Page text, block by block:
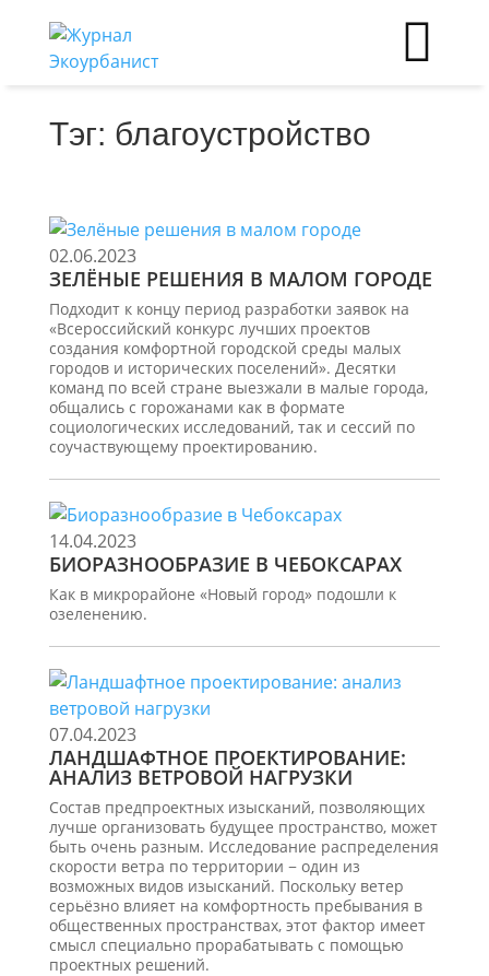
Тэг: благоустройство
02.06.2023
ЗЕЛЁНЫЕ РЕШЕНИЯ В МАЛОМ ГОРОДЕ
Подходит к концу период разработки заявок на
«Всероссийский конкурс лучших проектов
создания комфортной городской среды малых
городов и исторических поселений». Десятки
команд по всей стране выезжали в малые города,
общались с горожанами как в формате
социологических исследований, так и сессий по
соучаствующему проектированию.
14.04.2023
БИОРАЗНООБРАЗИЕ В ЧЕБОКСАРАХ
Как в микрорайоне «Новый город» подошли к
озеленению.
07.04.2023
ЛАНДШАФТНОЕ ПРОЕКТИРОВАНИЕ:
АНАЛИЗ ВЕТРОВОЙ НАГРУЗКИ
Состав предпроектных изысканий, позволяющих
лучше организовать будущее пространство, может
быть очень разным. Исследование распределения
скорости ветра по территории − один из
возможных видов изысканий. Поскольку ветер
серьёзно влияет на комфортность пребывания в
общественных пространствах, этот фактор имеет
смысл специально прорабатывать с помощью
проектных решений.